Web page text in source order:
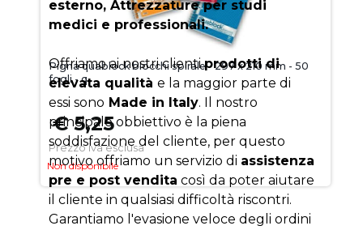
Pigna quablock blocchi spirale - 297 x 210 mm - 50
fogli - q
€ 5,25
Prezzo iva esclusa
Non disponibile
esterno, Attrezzature per studi
medici e professionali.
Offriamo ai nostri clientiprodotti di
elevata qualità e la maggior parte di
essi sono Made in Italy. Il nostro
principale obbiettivo è la piena
soddisfazione del cliente, per questo
motivo offriamo un servizio di assistenza
pre e post vendita così da poter aiutare
il cliente in qualsiasi difficoltà riscontri.
Garantiamo l'evasione veloce degli ordini